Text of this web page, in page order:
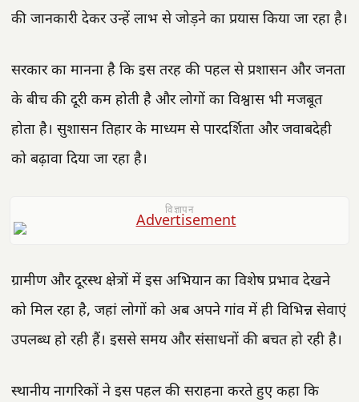
की जानकारी देकर उन्हें लाभ से जोड़ने का प्रयास किया जा रहा है।
सरकार का मानना है कि इस तरह की पहल से प्रशासन और जनता
के बीच की दूरी कम होती है और लोगों का विश्वास भी मजबूत
होता है। सुशासन तिहार के माध्यम से पारदर्शिता और जवाबदेही
को बढ़ावा दिया जा रहा है।
विज्ञापन
ग्रामीण और दूरस्थ क्षेत्रों में इस अभियान का विशेष प्रभाव देखने
को मिल रहा है, जहां लोगों को अब अपने गांव में ही विभिन्न सेवाएं
उपलब्ध हो रही हैं। इससे समय और संसाधनों की बचत हो रही है।
स्थानीय नागरिकों ने इस पहल की सराहना करते हुए कहा कि